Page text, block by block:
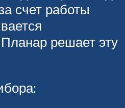
счет работы
решает эту